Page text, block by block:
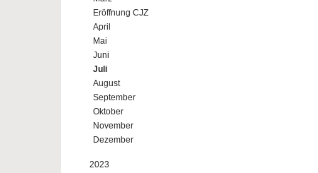
Eröffnung CJZ
April
Mai
Juni
Juli
August
September
Oktober
November
Dezember
2023